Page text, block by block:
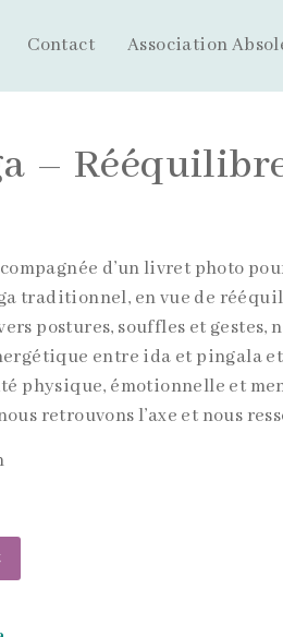
Contact Association
–
d’un livret photo
traditionnel, en vue de
postures, souffles et gestes,
entre ida et pingala
physique, émotionnelle et
retrouvons l’axe et nous